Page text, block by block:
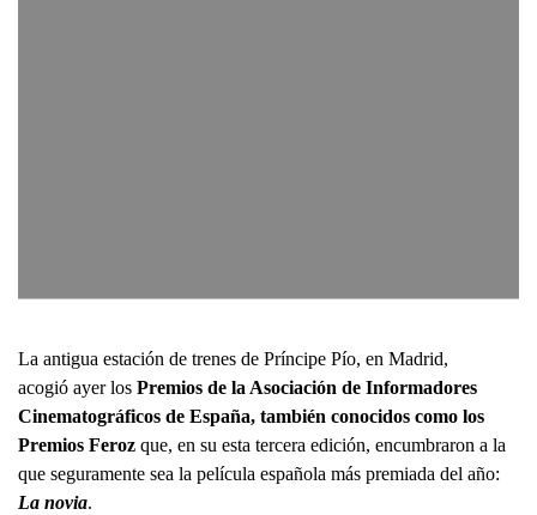
La antigua estación de trenes de Príncipe Pío, en Madrid,
acogió ayer los Premios de la Asociación de Informadores
Cinematográficos de España, también conocidos como los
Premios Feroz que, en su esta tercera edición, encumbraron a la
que seguramente sea la película española más premiada del año:
La novia.